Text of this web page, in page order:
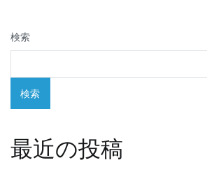
検索
検索
最近の投稿